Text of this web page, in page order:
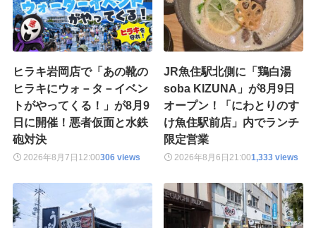
ヒラキ岩岡店で「あの靴の
ヒラキにウォ－タ－イベン
トがやってくる！」が8月9
日に開催！悪者仮面と水鉄
砲対決
2026年8月7日 12:00306 views
JR魚住駅北側に「鶏白湯
soba KIZUNA」が8月9日
オープン！「にわとりのす
け魚住駅前店」内でランチ
限定営業
2026年8月6日 21:001,333 views